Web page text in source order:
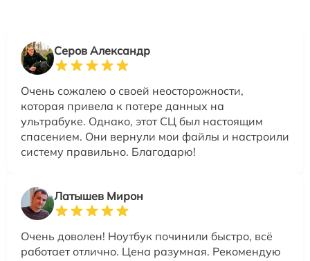
Серов Александр
Очень сожалею о своей неосторожности,
которая привела к потере данных на
ультрабуке. Однако, этот СЦ был настоящим
спасением. Они вернули мои файлы и настроили
систему правильно. Благодарю!
Латышев Мирон
Очень доволен! Ноутбук починили быстро, всё
работает отлично. Цена разумная. Рекомендую